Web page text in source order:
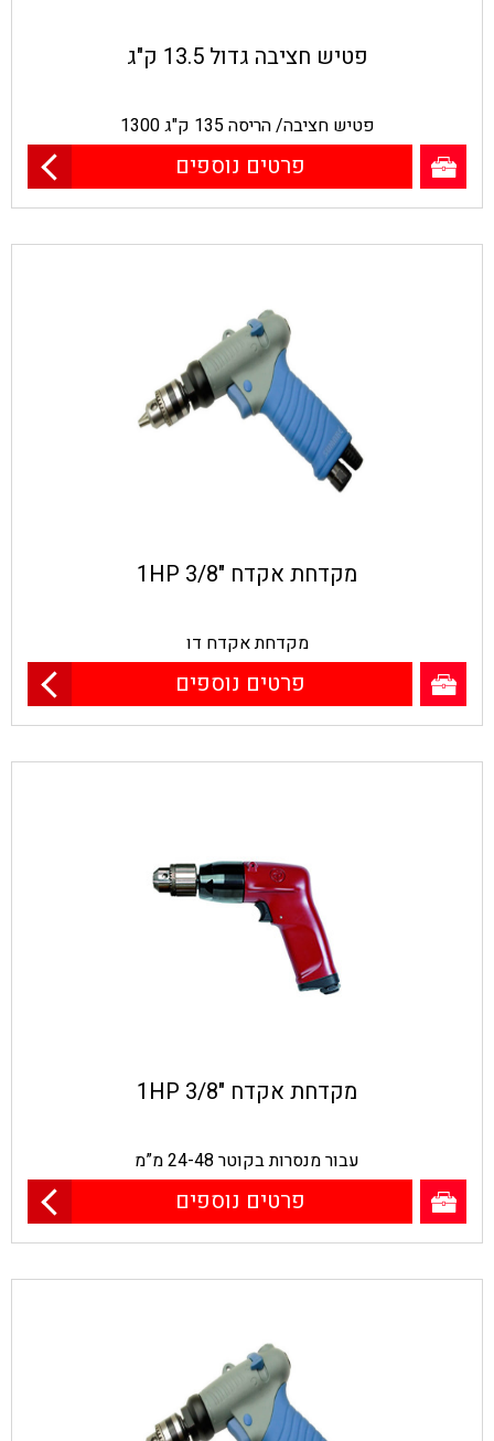
פטיש חציבה גדול 13.5 ק"ג
פטיש חציבה/ הריסה 135 ק"ג 1300
פרטים נוספים
מקדחת אקדח "3/8 1HP
מקדחת אקדח דו
פרטים נוספים
מקדחת אקדח "3/8 1HP
עבור מנסרות בקוטר 24-48 מ”מ
פרטים נוספים